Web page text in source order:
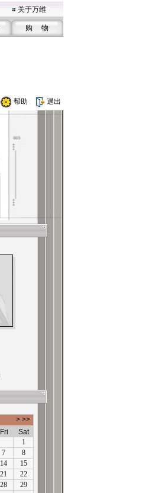
关于万维
购 物
帮助 退出